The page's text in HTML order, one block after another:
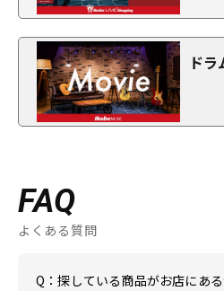
ド
FAQ
よくある質問
Q：探している商品がお店にあ